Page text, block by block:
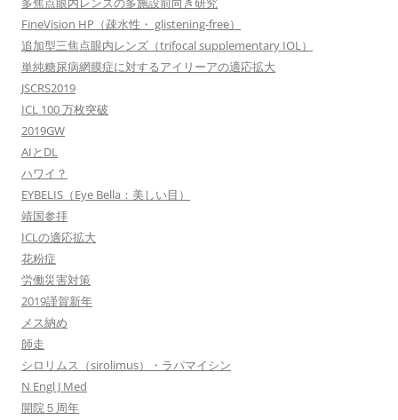
FineVision HP（疎水性・ glistening-free）
追加型三焦点眼内レンズ（trifocal supplementary IOL）
単純糖尿病網膜症に対するアイリーアの適応拡大
JSCRS2019
ICL 100 万枚突破
2019GW
AIとDL
ハワイ？
EYBELIS（Eye Bella：美しい目）
靖国参拝
ICLの適応拡大
花粉症
労働災害対策
2019謹賀新年
メス納め
師走
シロリムス（sirolimus）・ラパマイシン
N Engl J Med
開院５周年